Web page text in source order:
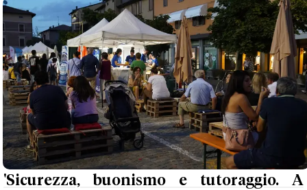
'Sicurezza, buonismo e tutoraggio. A